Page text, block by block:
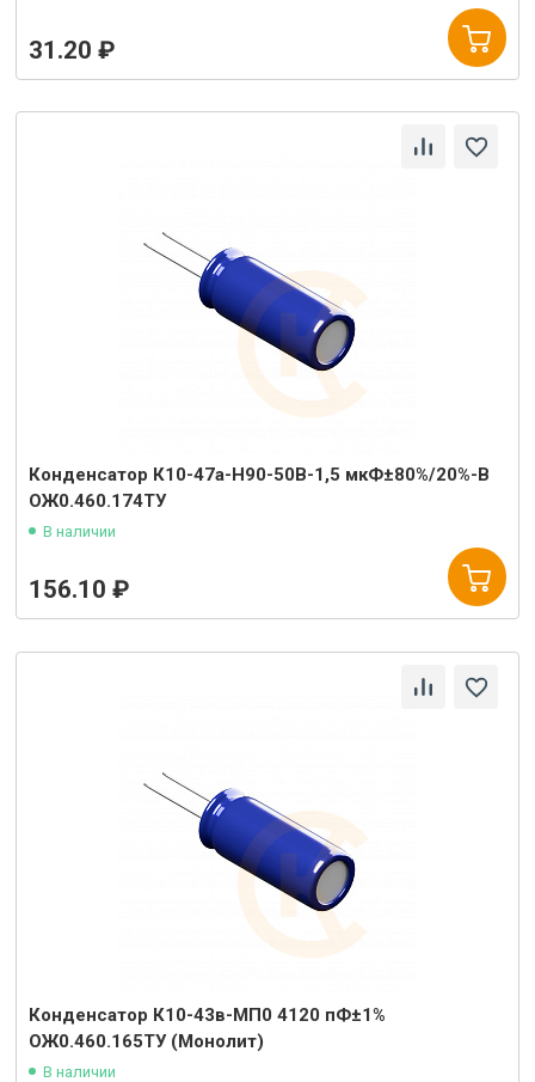
31.20 ₽
Конденсатор К10-47а-Н90-50В-1,5 мкФ±80%/20%-В
ОЖ0.460.174ТУ
В наличии
156.10 ₽
Конденсатор К10-43в-МП0 4120 пФ±1%
ОЖ0.460.165ТУ (Монолит)
В наличии